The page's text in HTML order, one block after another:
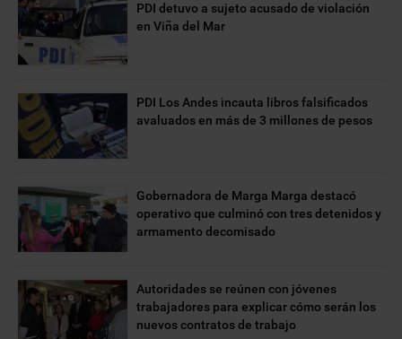
PDI detuvo a sujeto acusado de violación
en Viña del Mar
PDI Los Andes incauta libros falsificados
avaluados en más de 3 millones de pesos
Gobernadora de Marga Marga destacó
operativo que culminó con tres detenidos y
armamento decomisado
Autoridades se reúnen con jóvenes
trabajadores para explicar cómo serán los
nuevos contratos de trabajo